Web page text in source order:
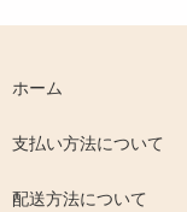
ホーム
支払い方法について
配送方法について